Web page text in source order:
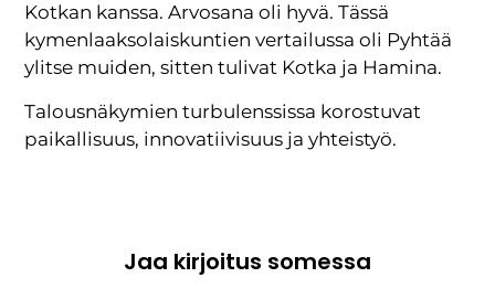
Kotkan kanssa. Arvosana oli hyvä. Tässä
kymenlaaksolaiskuntien vertailussa oli Pyhtää
ylitse muiden, sitten tulivat Kotka ja Hamina.
Talousnäkymien turbulenssissa korostuvat
paikallisuus, innovatiivisuus ja yhteistyö.
Jaa kirjoitus somessa